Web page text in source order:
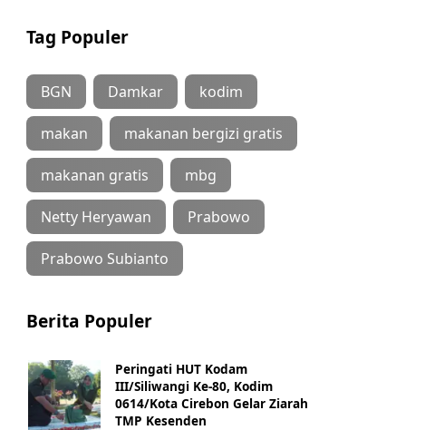
Tag Populer
BGN Damkar kodim
makan makanan bergizi gratis
makanan gratis mbg
Netty Heryawan Prabowo
Prabowo Subianto
Berita Populer
Peringati HUT Kodam
III/Siliwangi Ke-80, Kodim
0614/Kota Cirebon Gelar Ziarah
TMP Kesenden